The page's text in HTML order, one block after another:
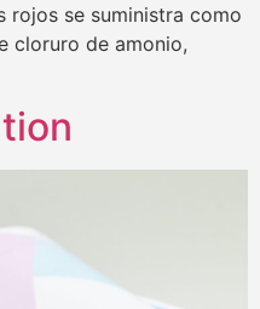
rojos se suministra como
cloruro de amonio,